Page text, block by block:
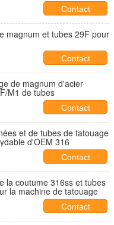
Contact
magnum et tubes 29F pour
Contact
de magnum d'acier
M1 de tubes
Contact
et de tubes de tatouage
d'OEM 316
Contact
la coutume 316ss et tubes
la machine de tatouage
Contact